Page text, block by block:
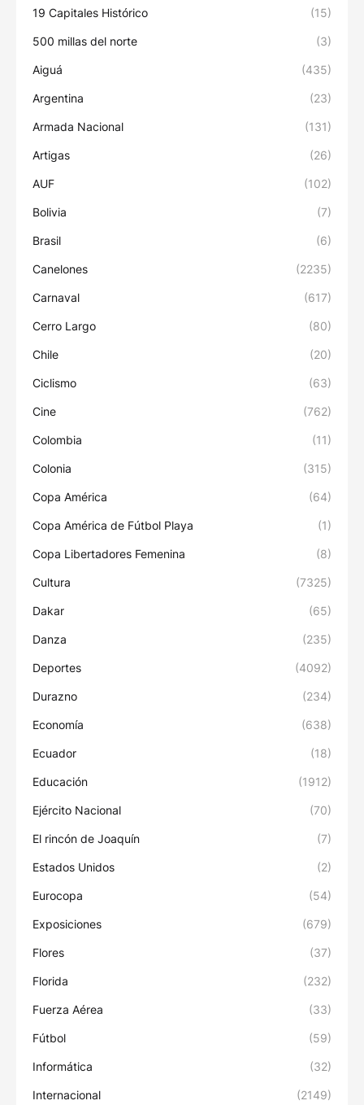
19 Capitales Histórico (15)
500 millas del norte (3)
Aiguá (435)
Argentina (23)
Armada Nacional (131)
Artigas (26)
AUF (102)
Bolivia (7)
Brasil (6)
Canelones (2235)
Carnaval (617)
Cerro Largo (80)
Chile (20)
Ciclismo (63)
Cine (762)
Colombia (11)
Colonia (315)
Copa América (64)
Copa América de Fútbol Playa (1)
Copa Libertadores Femenina (8)
Cultura (7325)
Dakar (65)
Danza (235)
Deportes (4092)
Durazno (234)
Economía (638)
Ecuador (18)
Educación (1912)
Ejército Nacional (70)
El rincón de Joaquín (7)
Estados Unidos (2)
Eurocopa (54)
Exposiciones (679)
Flores (37)
Florida (232)
Fuerza Aérea (33)
Fútbol (59)
Informática (32)
Internacional (2149)